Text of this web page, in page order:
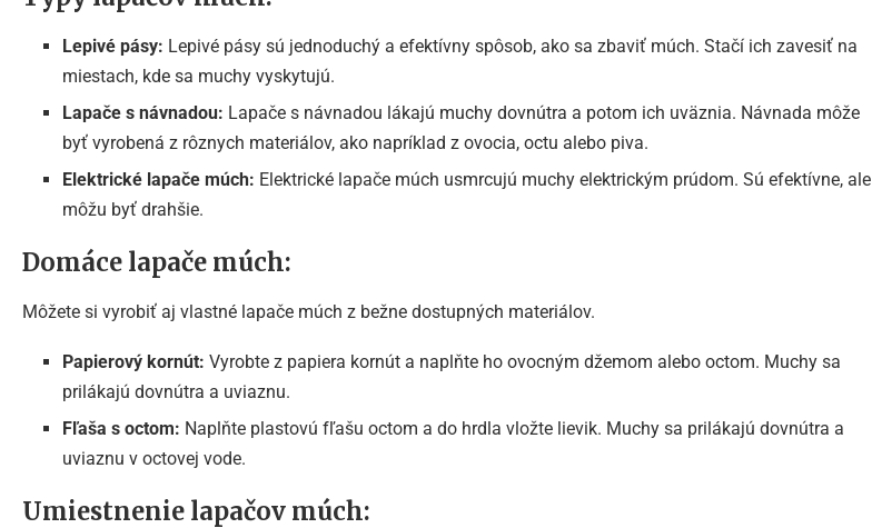
Lepivé pásy: Lepivé pásy sú jednoduchý a efektívny spôsob, ako sa zbaviť múch. Stačí ich zavesiť na
miestach, kde sa muchy vyskytujú.
Lapače s návnadou: Lapače s návnadou lákajú muchy dovnútra a potom ich uväznia. Návnada môže
byť vyrobená z rôznych materiálov, ako napríklad z ovocia, octu alebo piva.
Elektrické lapače múch: Elektrické lapače múch usmrcujú muchy elektrickým prúdom. Sú efektívne, ale
môžu byť drahšie.
Domáce lapače múch:
Môžete si vyrobiť aj vlastné lapače múch z bežne dostupných materiálov.
Papierový kornút: Vyrobte z papiera kornút a naplňte ho ovocným džemom alebo octom. Muchy sa
prilákajú dovnútra a uviaznu.
Fľaša s octom: Naplňte plastovú fľašu octom a do hrdla vložte lievik. Muchy sa prilákajú dovnútra a
uviaznu v octovej vode.
Umiestnenie lapačov múch: